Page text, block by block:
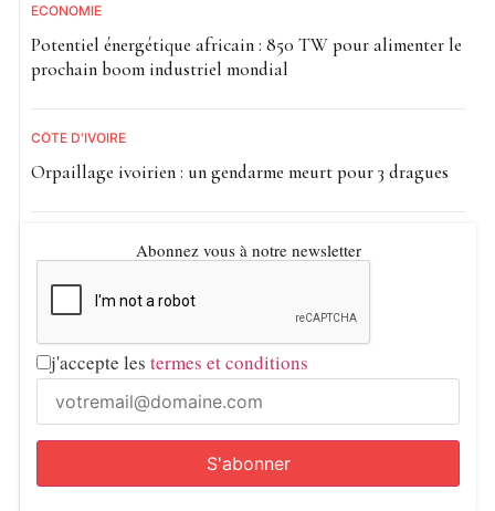
ECONOMIE
Potentiel énergétique africain : 850 TW pour alimenter le
prochain boom industriel mondial
CÔTE D'IVOIRE
Orpaillage ivoirien : un gendarme meurt pour 3 dragues
Abonnez vous à notre newsletter
j'accepte les termes et conditions